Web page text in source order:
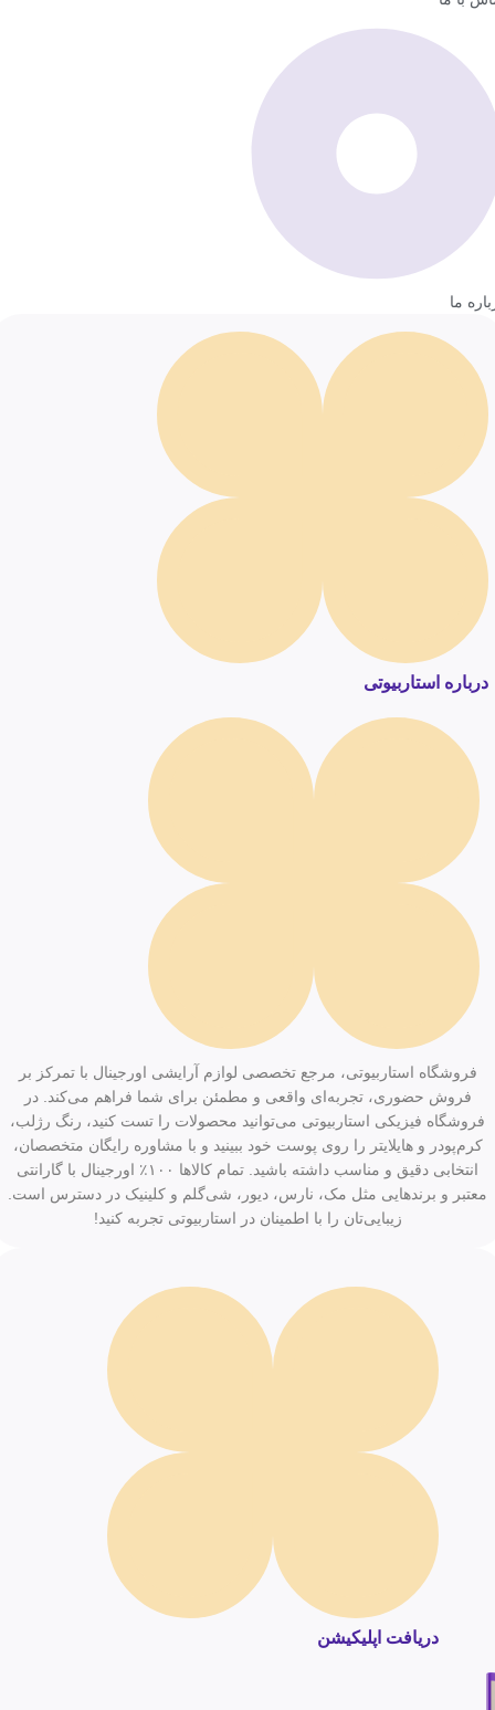
ما
درباره استاربیوتی
فروشگاه استاربیوتی، مرجع تخصصی لوازم آرایشی اورجینال با تمرکز بر
فروش حضوری، تجربه‌ای واقعی و مطمئن برای شما فراهم می‌کند. در
فروشگاه فیزیکی استاربیوتی می‌توانید محصولات را تست کنید، رنگ رژلب،
کرم‌پودر و هایلایتر را روی پوست خود ببینید و با مشاوره رایگان متخصصان،
انتخابی دقیق و مناسب داشته باشید. تمام کالاها ۱۰۰٪ اورجینال با گارانتی
معتبر و برندهایی مثل مک، نارس، دیور، شی‌گلم و کلینیک در دسترس است.
زیبایی‌تان را با اطمینان در استاربیوتی تجربه کنید!
دریافت اپلیکیشن